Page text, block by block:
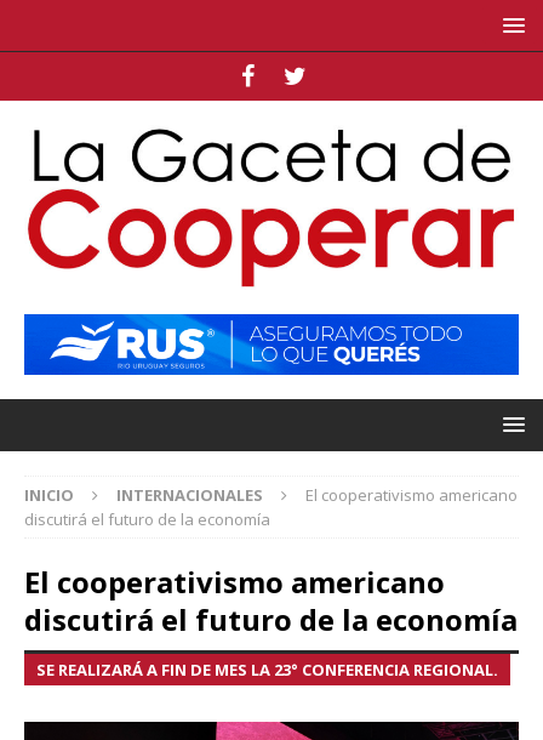
INICIO INTERNACIONALES
El cooperativismo americano
discutirá el futuro de la economía
El cooperativismo americano
discutirá el futuro de la economía
SE REALIZARÁ A FIN DE MES LA 23° CONFERENCIA REGIONAL.